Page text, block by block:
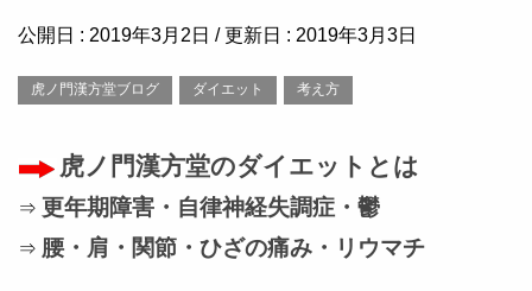
公開日 : 2019年3月2日 / 更新日 : 2019年3月3日
虎ノ門漢方堂ブログ ダイエット 考え方
虎ノ門漢方堂のダイエットとは
⇒ 更年期障害・自律神経失調症・鬱
⇒ 腰・肩・関節・ひざの痛み・リウマチ